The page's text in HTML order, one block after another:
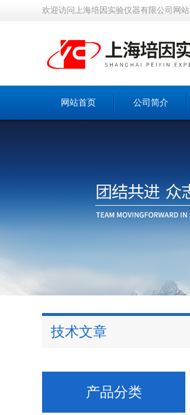
欢迎访问上海培因实验仪器有限公司网站
网站首页 公司简介
技术文章
产品分类